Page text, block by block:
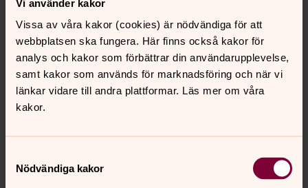
Vi använder kakor
Vissa av våra kakor (cookies) är nödvändiga för att
webbplatsen ska fungera. Här finns också kakor för
analys och kakor som förbättrar din användarupplevelse,
samt kakor som används för marknadsföring och när vi
länkar vidare till andra plattformar. Läs mer om våra
kakor.
Nödvändiga kakor
Miljödiplomering
Kyrkans miljödiplomering möjliggör ett systematiskt och
strukturerat arbete för att bidra till hållbar utveckling
och minskad miljöbelastning. Strukturen stödjer
måluppfyllnad relaterat till Agenda 2030 och Svenska
Vårt arbete för klimatet
Svenska kyrkans färdplan för klimatet innebär att vi ska